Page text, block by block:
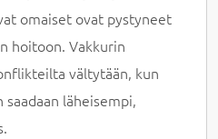
omaiset ovat pystyneet
hoitoon. Vakkurin
vältytään, kun
läheisempi,